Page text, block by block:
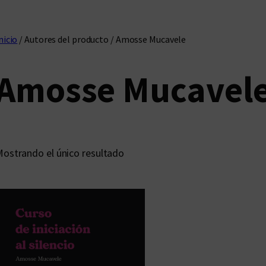
/ Autores del producto / Amosse Mucavele
el único resultado